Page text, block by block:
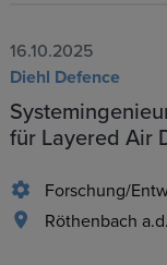
16.10.2025
Diehl Defence
für Layered Air
Forschung/
Röthenbach